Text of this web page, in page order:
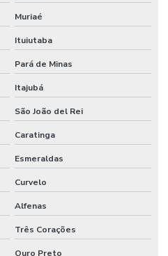
Muriaé
Ituiutaba
Pará de Minas
Itajubá
São João del Rei
Caratinga
Esmeraldas
Curvelo
Alfenas
Três Corações
Ouro Preto